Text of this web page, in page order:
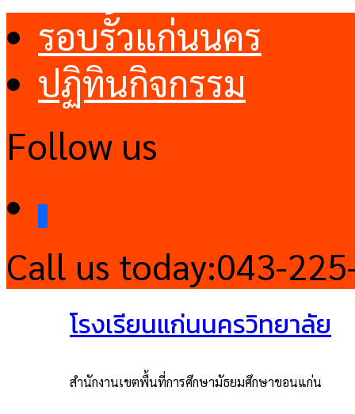
รอบรั้วแก่นนคร
ปฏิทินกิจกรรม
Follow us
Call us today:043-
โรงเรียนแก่นนครวิทยาลัย
สำนักงานเขตพื้นที่การศึกษามัธยมศึกษาขอนแก่น